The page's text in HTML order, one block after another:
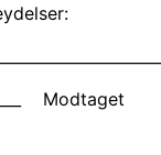
Modtaget